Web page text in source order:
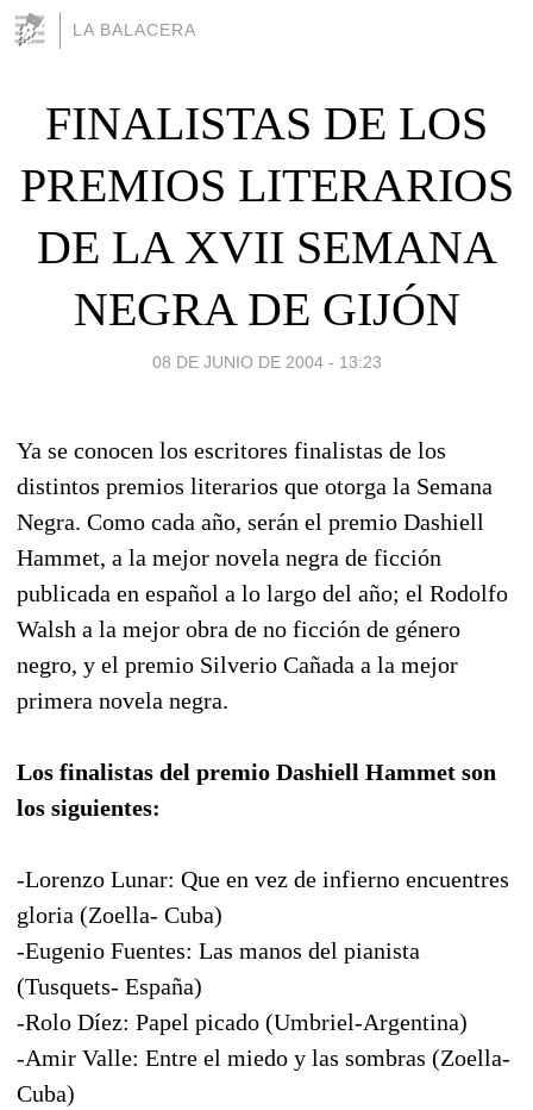
LA BALACERA
FINALISTAS DE LOS
PREMIOS LITERARIOS
DE LA XVII SEMANA
NEGRA DE GIJÓN
08 DE JUNIO DE 2004 - 13:23
Ya se conocen los escritores finalistas de los
distintos premios literarios que otorga la Semana
Negra. Como cada año, serán el premio Dashiell
Hammet, a la mejor novela negra de ficción
publicada en español a lo largo del año; el Rodolfo
Walsh a la mejor obra de no ficción de género
negro, y el premio Silverio Cañada a la mejor
primera novela negra.
Los finalistas del premio Dashiell Hammet son
los siguientes:
-Lorenzo Lunar: Que en vez de infierno encuentres
gloria (Zoella- Cuba)
-Eugenio Fuentes: Las manos del pianista
(Tusquets- España)
-Rolo Díez: Papel picado (Umbriel-Argentina)
-Amir Valle: Entre el miedo y las sombras (Zoella-
Cuba)